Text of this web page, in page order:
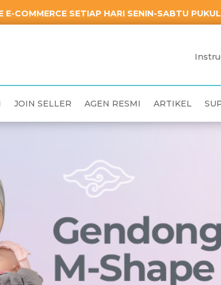
E-COMMERCE SETIAP HARI SENIN-SABTU
JOIN SELLER AGEN RESMI ARTIKEL